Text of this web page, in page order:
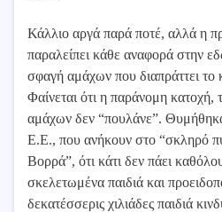
Κάλλιο αργά παρά ποτέ, αλλά η
παραλείπει κάθε αναφορά στην
σφαγή αμάχων που διαπράττει το
Φαίνεται ότι η παράνομη
αμάχων δεν “πουλάνε”.
Ε.Ε., που ανήκουν στο “σκληρό
Βορρά”, ότι κάτι δεν πάει
σκελετωμένα παιδιά και
δεκατέσσερις χιλιάδες παιδιά